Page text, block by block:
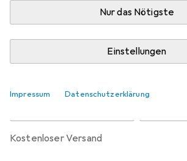
Nur das Nötigste
Einstellungen
Impressum Datenschutzerklärung
Benachrichtigen, wenn schneller
Lieferort angeben für genaue
kostenloser Versand